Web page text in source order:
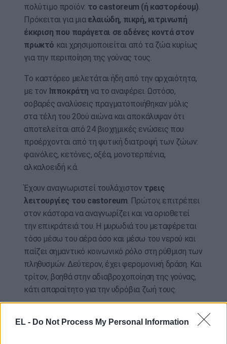
EL - Do Not Process My Personal Information
πολύτιμο προϊόν: το castoreum (ή καστορέουμ).
Πρόκειται για μια ελαιώδη, πικρή, κιτρινωπή
έκκριση που παράγεται σε αδένες κοντά στον
πρωκτό και χρησιμοποιείται από τα ζώα κυρίως
για την περιποίηση της γούνας τους.
Το καστόρεο μελετάται ήδη από την αρχαιότητα,
με τον Ιπποκράτη να το αναφέρει. Ωστόσο,
σοβαρές αναλύσεις πραγματοποιήθηκαν μόλις
στα τέλη του 20ού αιώνα και αποκάλυψαν ότι
αποτελείται από 24 βιοχημικές ενώσεις που
προέρχονται από τη φυτική διατροφή των ζώων:
φαινόλες, κετόνες, οξέα, μονοτερπένια,
αλκαλοειδή κ.ά.
Έχουν αναγνωριστεί τουλάχιστον τρεις
λειτουργίες του castoreum. Πρώτον, επιτρέπει
στον κάστορα να αναγνωρίζει και να οριοθετεί
την επικράτειά του. Η μυρωδιά του μεταφέρεται
τόσο μέσω του αέρα όσο και μέσω του νερού και
παίζει σημαντικό κοινωνικό ρόλο στη ρύθμιση των
πληθυσμών. Δεύτερον, έχει φερομονική δράση. Και
τρίτον, βοηθά στην αδιαβροχοποίηση της γούνας,
κάτι απαραίτητο για την υδρόβια ζωή τους.
έχει πολύ έντονη οσμή και αναζητούνταν ήδη από